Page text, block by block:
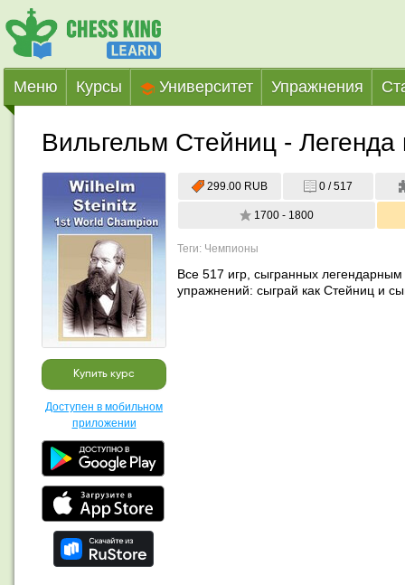
Меню Курсы Университет Упражнения
Вильгельм Стейниц -
Купить курс
Доступен в мобильном
приложении
299.00 RUB 0 / 517
1700 - 1800
Теги: Чемпионы
Все 517 игр, сыгранных
упражнений: сыграй как Стейниц и